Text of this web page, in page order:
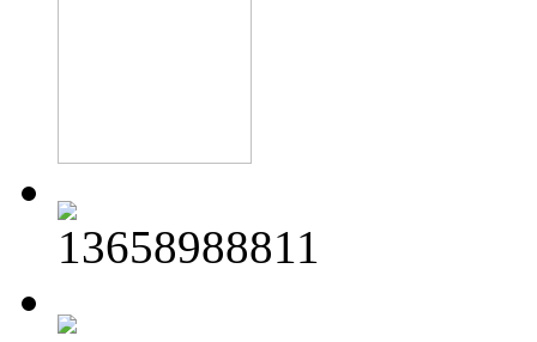
13658988811